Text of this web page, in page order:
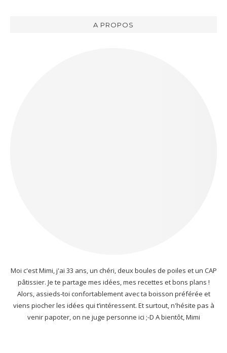
A PROPOS
Moi c'est Mimi, j'ai 33 ans, un chéri, deux boules de poiles et un CAP
pâtissier. Je te partage mes idées, mes recettes et bons plans !
Alors, assieds-toi confortablement avec ta boisson préférée et
viens piocher les idées qui t’intéressent. Et surtout, n'hésite pas à
venir papoter, on ne juge personne ici ;-D A bientôt, Mimi